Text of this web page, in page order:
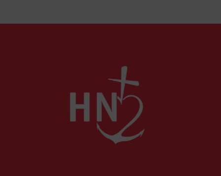
comme l'a rappelé Léon XIV récemment.